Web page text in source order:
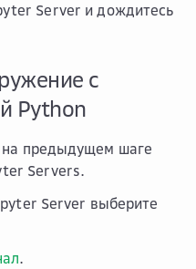
Server и дождитесь
с
Python
предыдущем шаге
Servers.
Server выберите
.